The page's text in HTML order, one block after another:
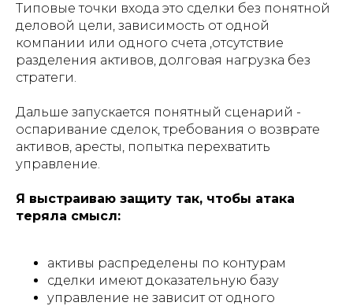
Типовые точки входа это сделки без понятной
деловой цели, зависимость от одной
компании или одного счета ,отсутствие
разделения активов, долговая нагрузка без
стратеги.
Дальше запускается понятный сценарий -
оспаривание сделок, требования о возврате
активов, аресты, попытка перехватить
управление.
Я выстраиваю защиту так, чтобы атака
теряла смысл:
активы распределены по контурам
сделки имеют доказательную базу
управление не зависит от одного